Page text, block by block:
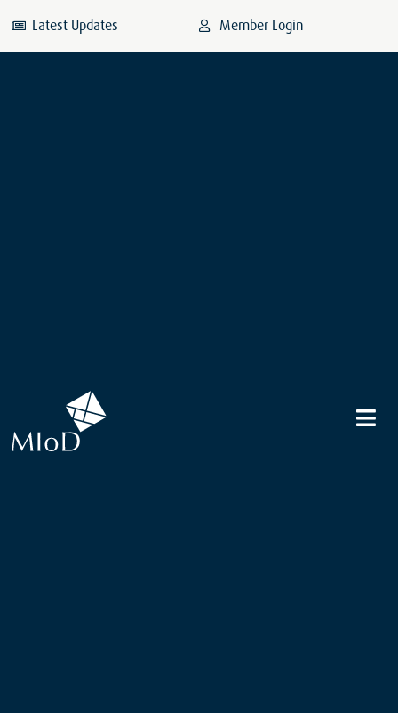
Latest Updates Member Login